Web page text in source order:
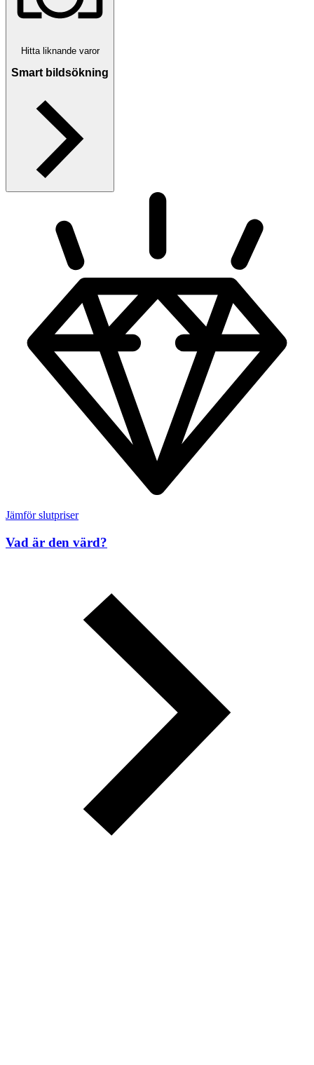
Hitta liknande varor
Smart bildsökning
Jämför slutpriser
Vad är den värd?